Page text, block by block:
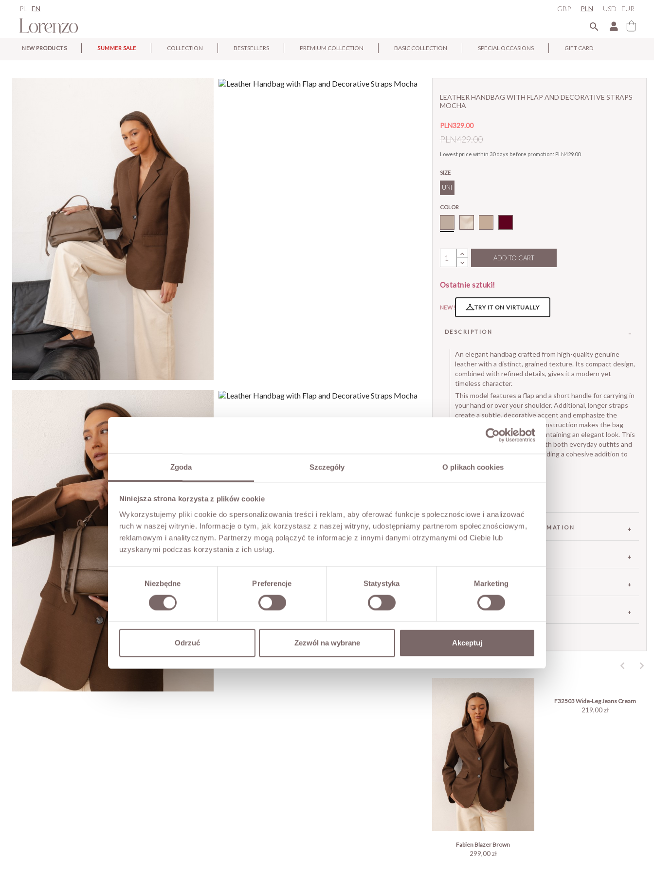
Zgoda Szczegóły O plikach cookies
Niniejsza strona korzysta z plików cookie
Wykorzystujemy pliki cookie do spersonalizowania treści i reklam, aby oferować funkcje społecznościowe i analizować
ruch w naszej witrynie. Informacje o tym, jak korzystasz z naszej witryny, udostępniamy partnerom społecznościowym,
reklamowym i analitycznym. Partnerzy mogą połączyć te informacje z innymi danymi otrzymanymi od Ciebie lub
uzyskanymi podczas korzystania z ich usług.
Wybór
Niezbędne Preferencje Statystyka Marketing
Odrzuć Zezwól na wybrane Akceptuj
PL EN EUR
GBP PLN USD

NEW PRODUCTS SUMMER SALE COLLECTION BESTSELLERS PREMIUM COLLECTION BASIC COLLECTION SPECIAL OCCASIONS GIFT CARD
LEATHER HANDBAG WITH FLAP AND DECORATIVE STRAPS
MOCHA
PLN329.00
PLN429.00
Lowest price within 30 days before promotion: PLN429.00
SIZE
UNI
COLOR
Cappucino
ADD TO CART
Ostatnie sztuki!
NEW! TRY IT ON VIRTUALLY
DESCRIPTION
An elegant handbag crafted from high-quality genuine
leather with a distinct, grained texture. Its compact design,
combined with refined details, gives it a modern yet
timeless character.
This model features a flap and a short handle for carrying in
your hand or over your shoulder. Additional, longer straps
create a subtle, decorative accent and emphasize the
minimalist design. The soft construction makes the bag
comfortable to carry while maintaining an elegant look. This
versatile design works well with both everyday outfits and
more refined ensembles, providing a cohesive addition to
your wardrobe.
FABRIC / ADDITIONAL INFORMATION
RETURNS
Fabien Blazer Brown
299,00 zł
F32503 Wide-Leg Jeans Cream
219,00 zł
×